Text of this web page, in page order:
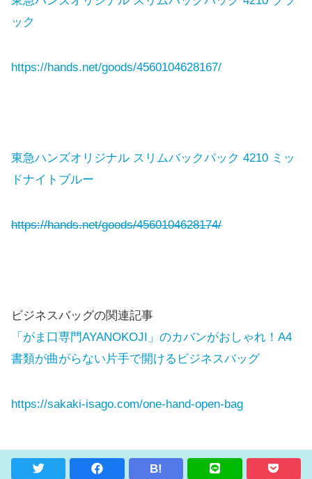
ック
https://hands.net/goods/4560104628167/
東急ハンズオリジナル スリムバックパック 4210 ミッ
ドナイトブルー
https://hands.net/goods/4560104628174/
ビジネスバッグの関連記事
「がま口専門AYANOKOJI」のカバンがおしゃれ！A4
書類が曲がらない片手で開けるビジネスバッグ
https://sakaki-isago.com/one-hand-open-bag
B!